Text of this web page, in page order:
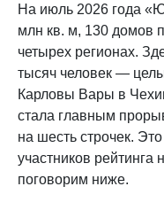
На июль 2026 года
млн кв. м, 130 домов
четырех регионах.
тысяч человек —
Карловы Вары в
стала главным
на шесть строчек.
участников рейтинга
поговорим ниже.